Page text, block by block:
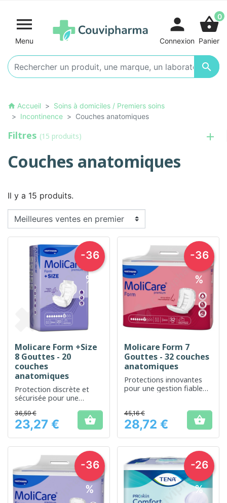

Menu

person
Connexion
shopping_basket0
Panier
home Accueil
Soins à domiciles / Premiers soins
Incontinence
Couches anatomiques
Filtres (15 produits)
Couches anatomiques
Il y a 15 produits.
Molicare Form +Size
8 Gouttes - 20
couches
anatomiques
Protection discrète et
sécurisée pour une
Prix
36,59 €
23,27 € 
-36
%
Molicare Form 7
Gouttes - 32 couches
anatomiques
Protections innovantes
pour une gestion fiable
Prix
45,16 €
28,72 € 
-36
%
-36
%
-26
%